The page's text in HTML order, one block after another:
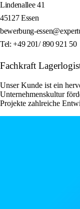
Lindenallee 41
45127 Essen
bewerbung-
Tel: +49 201/ 890 921 50
Fachkraft
Unser Kunde ist ein
Unternehmenskultur
Projekte zahlreiche